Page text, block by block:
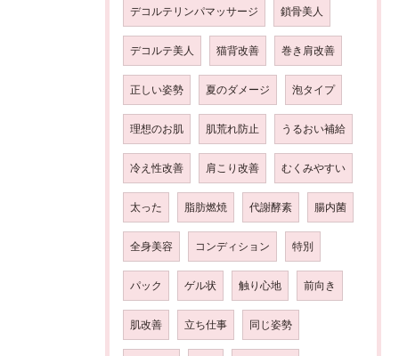
デコルテリンパマッサージ 鎖骨美人
デコルテ美人 猫背改善 巻き肩改善
正しい姿勢 夏のダメージ 泡タイプ
理想のお肌 肌荒れ防止 うるおい補給
冷え性改善 肩こり改善 むくみやすい
太った 脂肪燃焼 代謝酵素 腸内菌
全身美容 コンディション 特別
パック ゲル状 触り心地 前向き
肌改善 立ち仕事 同じ姿勢